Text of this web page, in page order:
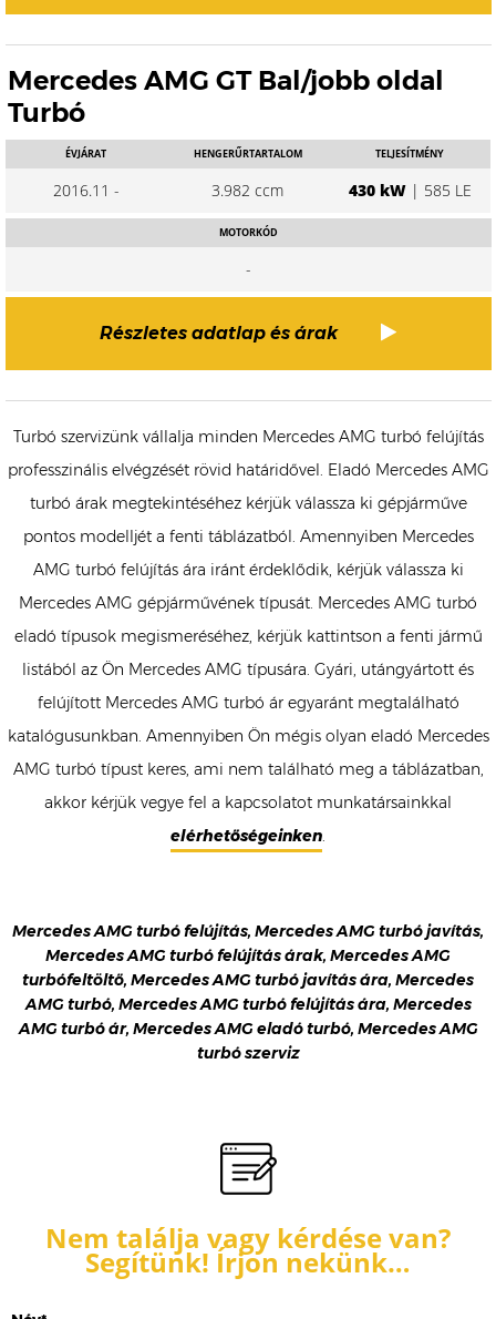
Mercedes AMG GT Bal/jobb oldal
Turbó
ÉVJÁRAT
2016.11 -
HENGERŰRTARTALOM
3.982 ccm
TELJESÍTMÉNY
430 kW| 585 LE
MOTORKÓD
-
Részletes adatlap és árak
Turbó szervizünk vállalja minden Mercedes AMG turbó felújítás
professzinális elvégzését rövid határidővel. Eladó Mercedes AMG
turbó árak megtekintéséhez kérjük válassza ki gépjárműve
pontos modelljét a fenti táblázatból. Amennyiben Mercedes
AMG turbó felújítás ára iránt érdeklődik, kérjük válassza ki
Mercedes AMG gépjárművének típusát. Mercedes AMG turbó
eladó típusok megismeréséhez, kérjük kattintson a fenti jármű
listából az Ön Mercedes AMG típusára. Gyári, utángyártott és
felújított Mercedes AMG turbó ár egyaránt megtalálható
katalógusunkban. Amennyiben Ön mégis olyan eladó Mercedes
AMG turbó típust keres, ami nem található meg a táblázatban,
akkor kérjük vegye fel a kapcsolatot munkatársainkkal
elérhetőségeinken.
Mercedes AMG turbó felújítás, Mercedes AMG turbó javítás,
Mercedes AMG turbó felújítás árak, Mercedes AMG
turbófeltöltő, Mercedes AMG turbó javítás ára, Mercedes
AMG turbó, Mercedes AMG turbó felújítás ára, Mercedes
AMG turbó ár, Mercedes AMG eladó turbó, Mercedes AMG
turbó szerviz
Nem találja vagy kérdése van?
Segítünk! Írjon nekünk…